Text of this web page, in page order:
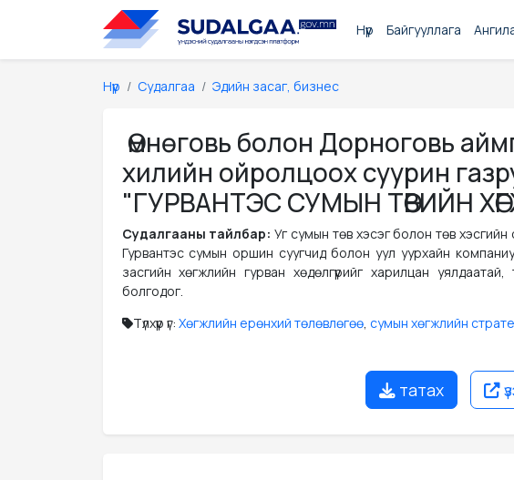
Нүүр Байгууллага
Нүүр Судалгаа Эдийн засаг, бизнес
Өмнөговь болон Дорноговь
хилийн ойролцоох суурин
"ГУРВАНТЭС СУМЫН ТӨВИЙН
Судалгааны тайлбар:Уг сумын төв хэсэг болон төв хэсгийн
Гурвантэс сумын оршин суугчид болон уул уурхайн
засгийн хөгжлийн гурван хөдөлгүүрийг харилцан
болгодог.
Түлхүүр үг: Хөгжлийн ерөнхий төлөвлөгөө, сумын хөгжлийн
татах